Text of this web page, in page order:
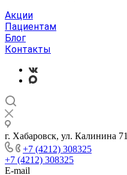
Акции
Пациентам
Блог
Контакты
г. Хабаровск, ул. Калинина 71
+7 (4212) 308325
+7 (4212) 308325
E-mail